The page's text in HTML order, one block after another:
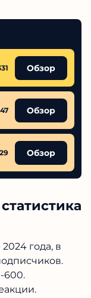
Обзор
Обзор
Обзор
года, в
600.